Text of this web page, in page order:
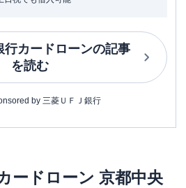
行カードローンの記事
を読む
by 三菱ＵＦＪ銀行
ードローン 京都中央